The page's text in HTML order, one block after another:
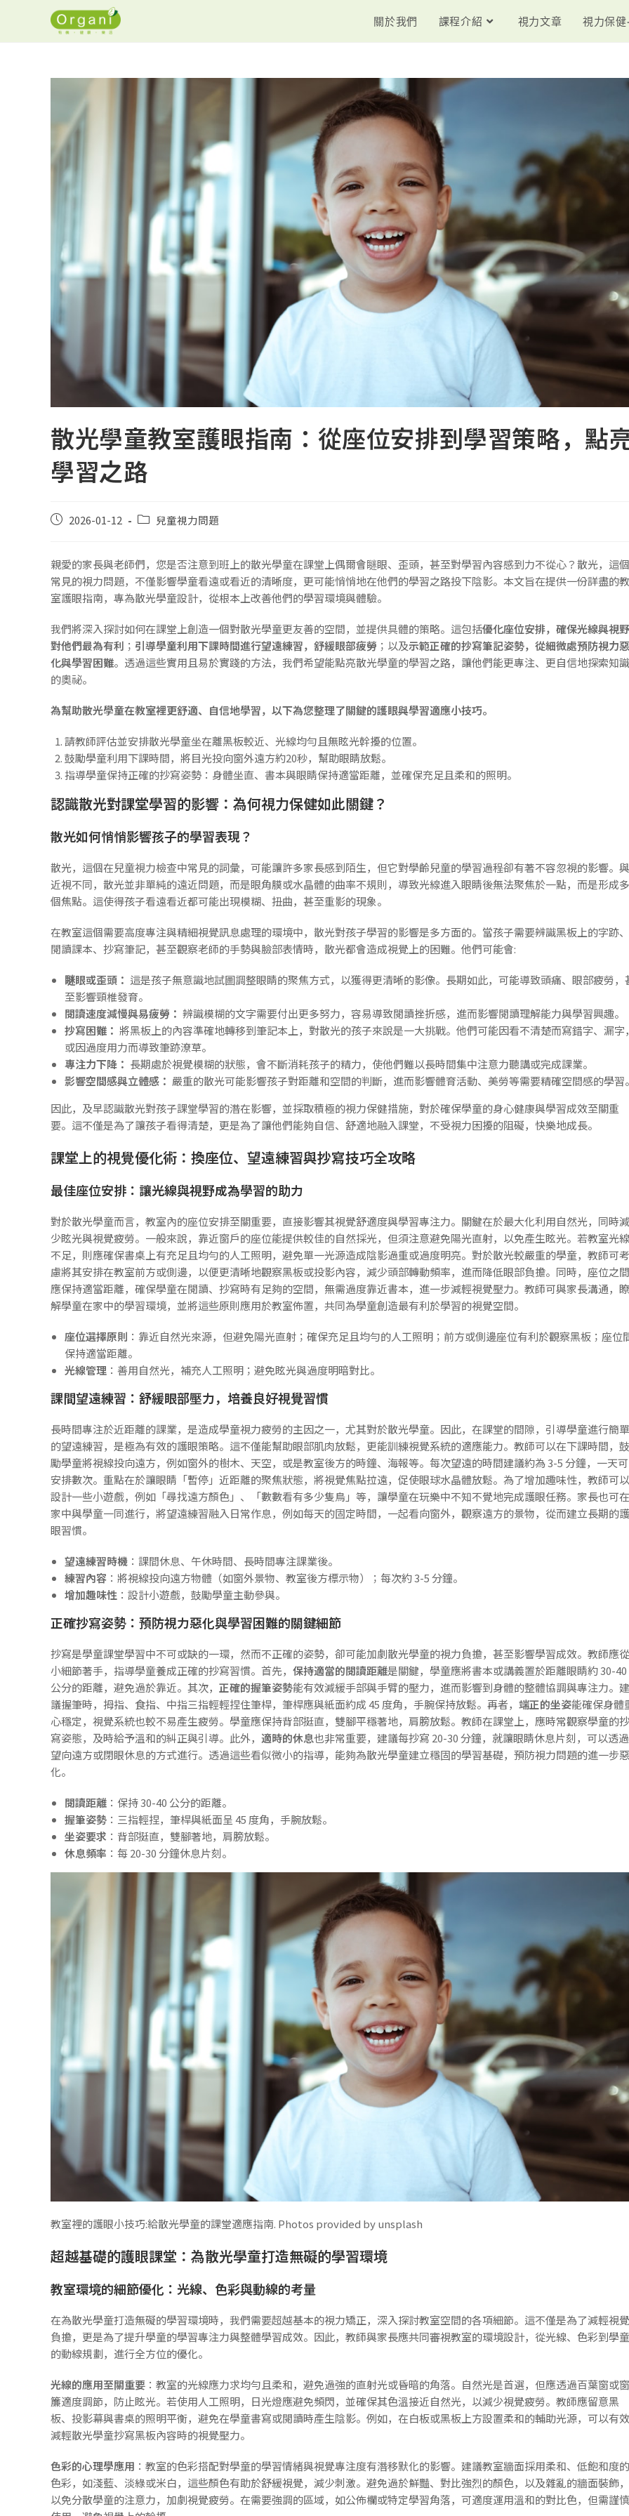
關於我們 課程介紹 視力文章 視力保
散光學童教室護眼指南：從座位安排到學習策略，點
學習之路
2026-01-12 兒童視力問題
親愛的家長與老師們，您是否注意到班上的散光學童在課堂上偶爾會瞇眼、歪頭，甚至對學習內容感到力不從心？散光，這個
常見的視力問題，不僅影響學童看遠或看近的清晰度，更可能悄悄地在他們的學習之路投下陰影。本文旨在提供一份詳盡的教
室護眼指南，專為散光學童設計，從根本上改善他們的學習環境與體驗。
我們將深入探討如何在課堂上創造一個對散光學童更友善的空間，並提供具體的策略。這包括優化座位安排，確保光線與視野
對他們最為有利 ； 引導學童利用下課時間進行望遠練習，舒緩眼部疲勞 ；以及示範正確的抄寫筆記姿勢，從細微處預防視力惡
化與學習困難。透過這些實用且易於實踐的方法，我們希望能點亮散光學童的學習之路，讓他們能更專注、更自信地探索知識
的奧祕。
為幫助散光學童在教室裡更舒適、自信地學習，以下為您整理了關鍵的護眼與學習適應小技巧。
請教師評估並安排散光學童坐在離黑板較近、光線均勻且無眩光幹擾的位置。
鼓勵學童利用下課時間，將目光投向窗外遠方約20秒，幫助眼睛放鬆。
指導學童保持正確的抄寫姿勢：身體坐直、書本與眼睛保持適當距離，並確保充足且柔和的照明。
認識散光對課堂學習的影響：為何視力保健如此關鍵？
散光如何悄悄影響孩子的學習表現？
散光，這個在兒童視力檢查中常見的詞彙，可能讓許多家長感到陌生，但它對學齡兒童的學習過程卻有著不容忽視的影響。與
近視不同，散光並非單純的遠近問題，而是眼角膜或水晶體的曲率不規則，導致光線進入眼睛後無法聚焦於一點，而是形成多
個焦點。這使得孩子看遠看近都可能出現模糊、扭曲，甚至重影的現象。
在教室這個需要高度專注與精細視覺訊息處理的環境中，散光對孩子學習的影響是多方面的。當孩子需要辨識黑板上的字跡、
閱讀課本、抄寫筆記，甚至觀察老師的手勢與臉部表情時，散光都會造成視覺上的困難。他們可能會:
瞇眼或歪頭： 這是孩子無意識地試圖調整眼睛的聚焦方式，以獲得更清晰的影像。長期如此，可能導致頭痛、眼部疲勞，
至影響頸椎發育。
閱讀速度減慢與易疲勞： 辨識模糊的文字需要付出更多努力，容易導致閱讀挫折感，進而影響閱讀理解能力與學習興趣。
抄寫困難： 將黑板上的內容準確地轉移到筆記本上，對散光的孩子來說是一大挑戰。他們可能因看不清楚而寫錯字、漏字，
或因過度用力而導致筆跡潦草。
專注力下降： 長期處於視覺模糊的狀態，會不斷消耗孩子的精力，使他們難以長時間集中注意力聽講或完成課業。
影響空間感與立體感： 嚴重的散光可能影響孩子對距離和空間的判斷，進而影響體育活動、美勞等需要精確空間感的學習。
因此，及早認識散光對孩子課堂學習的潛在影響，並採取積極的視力保健措施，對於確保學童的身心健康與學習成效至關重
要。這不僅是為了讓孩子看得清楚，更是為了讓他們能夠自信、舒適地融入課堂，不受視力困擾的阻礙，快樂地成長。
課堂上的視覺優化術：換座位、望遠練習與抄寫技巧全攻略
最佳座位安排：讓光線與視野成為學習的助力
對於散光學童而言，教室內的座位安排至關重要，直接影響其視覺舒適度與學習專注力。關鍵在於最大化利用自然光，同時減
少眩光與視覺疲勞。一般來說，靠近窗戶的座位能提供較佳的自然採光，但須注意避免陽光直射，以免產生眩光。若教室光線
不足，則應確保書桌上有充足且均勻的人工照明，避免單一光源造成陰影過重或過度明亮。對於散光較嚴重的學童，教師可考
慮將其安排在教室前方或側邊，以便更清晰地觀察黑板或投影內容，減少頭部轉動頻率，進而降低眼部負擔。同時，座位之間
應保持適當距離，確保學童在閱讀、抄寫時有足夠的空間，無需過度靠近書本，進一步減輕視覺壓力。教師可與家長溝通，瞭
解學童在家中的學習環境，並將這些原則應用於教室佈置，共同為學童創造最有利於學習的視覺空間。
座位選擇原則 ：靠近自然光來源，但避免陽光直射；確保充足且均勻的人工照明；前方或側邊座位有利於觀察黑板；座位
保持適當距離。
光線管理 ：善用自然光，補充人工照明；避免眩光與過度明暗對比。
課間望遠練習：舒緩眼部壓力，培養良好視覺習慣
長時間專注於近距離的課業，是造成學童視力疲勞的主因之一，尤其對於散光學童。因此，在課堂的間隙，引導學童進行簡單
的望遠練習，是極為有效的護眼策略。這不僅能幫助眼部肌肉放鬆，更能訓練視覺系統的適應能力。教師可以在下課時間，鼓
勵學童將視線投向遠方，例如窗外的樹木、天空，或是教室後方的時鐘、海報等。每次望遠的時間建議約為 3-5 分鐘，一天可
安排數次。重點在於讓眼睛「暫停」近距離的聚焦狀態，將視覺焦點拉遠，促使眼球水晶體放鬆。為了增加趣味性，教師可以
設計一些小遊戲，例如「尋找遠方顏色」、「數數看有多少隻鳥」等，讓學童在玩樂中不知不覺地完成護眼任務。家長也可在
家中與學童一同進行，將望遠練習融入日常作息，例如每天的固定時間，一起看向窗外，觀察遠方的景物，從而建立長期的護
眼習慣。
望遠練習時機 ：課間休息、午休時間、長時間專注課業後。
練習內容 ：將視線投向遠方物體（如窗外景物、教室後方標示物）；每次約 3-5 分鐘。
增加趣味性 ：設計小遊戲，鼓勵學童主動參與。
正確抄寫姿勢：預防視力惡化與學習困難的關鍵細節
抄寫是學童課堂學習中不可或缺的一環，然而不正確的姿勢，卻可能加劇散光學童的視力負擔，甚至影響學習成效。教師應從
小細節著手，指導學童養成正確的抄寫習慣。首先， 保持適當的閱讀距離是關鍵，學童應將書本或講義置於距離眼睛約 30-40
公分的距離，避免過於靠近。其次， 正確的握筆姿勢能有效減緩手部與手臂的壓力，進而影響到身體的整體協調與專注力。建
議握筆時，拇指、食指、中指三指輕輕捏住筆桿，筆桿應與紙面約成 45 度角，手腕保持放鬆。再者， 端正的坐姿能確保身體
心穩定，視覺系統也較不易產生疲勞。學童應保持背部挺直，雙腳平穩著地，肩膀放鬆。教師在課堂上，應時常觀察學童的抄
寫姿態，及時給予溫和的糾正與引導。此外， 適時的休息也非常重要，建議每抄寫 20-30 分鐘，就讓眼睛休息片刻，可以透過
望向遠方或閉眼休息的方式進行。透過這些看似微小的指導，能夠為散光學童建立穩固的學習基礎，預防視力問題的進一步惡
化。
閱讀距離 ：保持 30-40 公分的距離。
握筆姿勢 ：三指輕捏，筆桿與紙面呈 45 度角，手腕放鬆。
坐姿要求 ：背部挺直，雙腳著地，肩膀放鬆。
休息頻率 ：每 20-30 分鐘休息片刻。
教室裡的護眼小技巧:給散光學童的課堂適應指南. Photos provided by unsplash
超越基礎的護眼課堂：為散光學童打造無礙的學習環境
教室環境的細節優化：光線、色彩與動線的考量
在為散光學童打造無礙的學習環境時，我們需要超越基本的視力矯正，深入探討教室空間的各項細節。這不僅是為了減輕視覺
負擔，更是為了提升學童的學習專注力與整體學習成效。因此，教師與家長應共同審視教室的環境設計，從光線、色彩到學童
的動線規劃，進行全方位的優化。
光線的應用至關重要 ：教室的光線應力求均勻且柔和，避免過強的直射光或昏暗的角落。自然光是首選，但應透過百葉窗或窗
簾適度調節，防止眩光。若使用人工照明，日光燈應避免頻閃，並確保其色溫接近自然光，以減少視覺疲勞。教師應留意黑
板、投影幕與書桌的照明平衡，避免在學童書寫或閱讀時產生陰影。例如，在白板或黑板上方設置柔和的輔助光源，可以有效
減輕散光學童抄寫黑板內容時的視覺壓力。
色彩的心理學應用 ：教室的色彩搭配對學童的學習情緒與視覺專注度有潛移默化的影響。建議教室牆面採用柔和、低飽和度的
色彩，如淺藍、淡綠或米白，這些顏色有助於舒緩視覺，減少刺激。避免過於鮮豔、對比強烈的顏色，以及雜亂的牆面裝飾，
以免分散學童的注意力，加劇視覺疲勞。在需要強調的區域，如公佈欄或特定學習角落，可適度運用溫和的對比色，但需謹慎